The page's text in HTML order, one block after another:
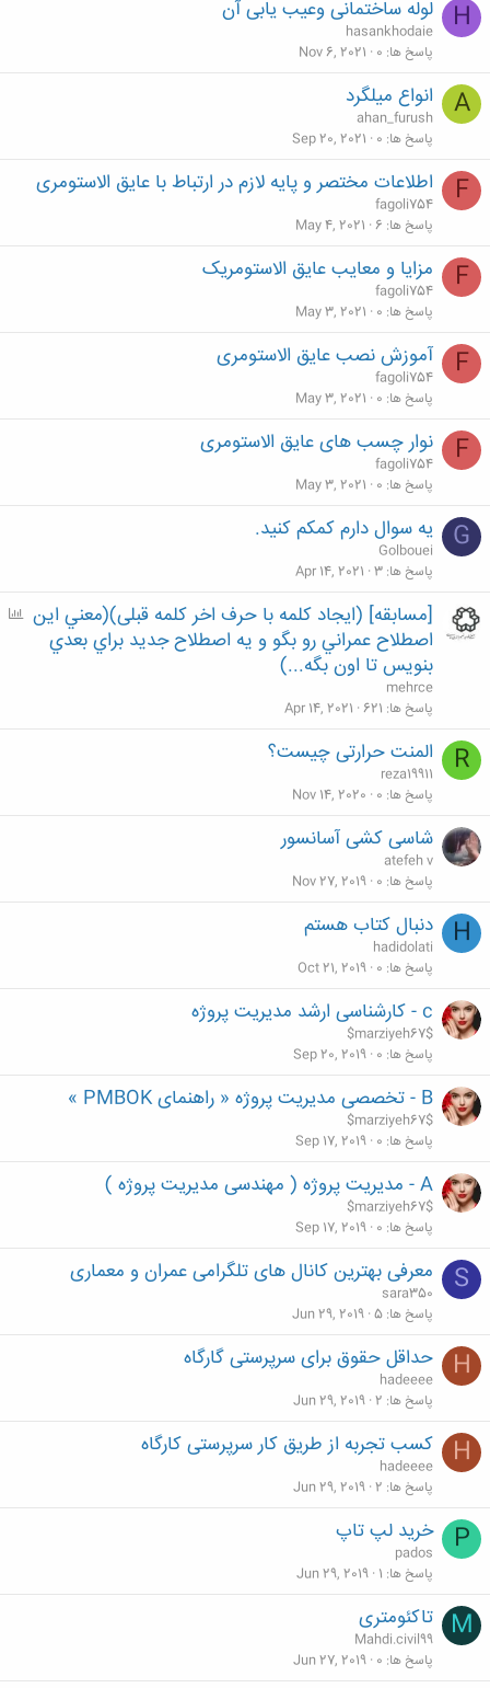
H لوله ساختمانی وعیب یابی آن
hasankhodaie
پاسخ ها 0
Nov 6, 2021
A انواع میلگرد
ahan_furush
پاسخ ها 0
Sep 20, 2021
F اطلاعات مختصر و پایه لازم در ارتباط با عایق الاستومری
fagoli754
پاسخ ها 6
May 4, 2021
F مزایا و معایب عایق الاستومریک
fagoli754
پاسخ ها 0
May 3, 2021
F آموزش نصب عایق الاستومری
fagoli754
پاسخ ها 0
May 3, 2021
F نوار چسب های عایق الاستومری
fagoli754
پاسخ ها 0
May 3, 2021
G یه سوال دارم کمکم کنید.
Golbouei
پاسخ ها 3
Apr 14, 2021
P
[مسابقه] (ایجاد کلمه با حرف اخر کلمه قبلی)(معني اين
اصطلاح عمراني رو بگو و يه اصطلاح جديد براي بعدي
بنويس تا اون بگه...)
mehrce
پاسخ ها 621
Apr 14, 2021
R المنت حرارتی چیست؟
reza19911
پاسخ ها 0
Nov 14, 2020
شاسی کشی آسانسور
atefeh v
پاسخ ها 0
Nov 27, 2019
H دنبال کتاب هستم
hadidolati
پاسخ ها 0
Oct 21, 2019
c - کارشناسی ارشد مدیریت پروژه
$marziyeh67$
پاسخ ها 0
Sep 20, 2019
B - تخصصی مدیریت پروژه « راهنمای PMBOK »
$marziyeh67$
پاسخ ها 0
Sep 17, 2019
A - مدیریت پروژه ( مهندسی مدیریت پروژه )
$marziyeh67$
پاسخ ها 0
Sep 17, 2019
S معرفی بهترین کانال های تلگرامی عمران و معماری
sara350
پاسخ ها 5
Jun 29, 2019
H حداقل حقوق برای سرپرستی گارگاه
hadeeee
پاسخ ها 2
Jun 29, 2019
H کسب تجربه از طریق کار سرپرستی کارگاه
hadeeee
پاسخ ها 2
Jun 29, 2019
P خرید لپ تاپ
pados
پاسخ ها 1
Jun 29, 2019
M تاکئومتری
Mahdi.civil99
پاسخ ها 0
Jun 27, 2019